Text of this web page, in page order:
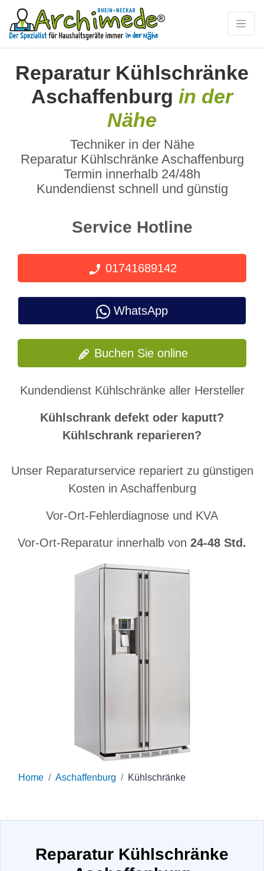
Reparatur Kühlschränke
Aschaffenburg in der
Nähe
Techniker in der Nähe
Reparatur Kühlschränke Aschaffenburg
Termin innerhalb 24/48h
Kundendienst schnell und günstig
Service Hotline
01741689142
WhatsApp
Buchen Sie online
Kundendienst Kühlschränke aller Hersteller
Kühlschrank defekt oder kaputt?
Kühlschrank reparieren?
Unser Reparaturservice repariert zu günstigen
Kosten in Aschaffenburg
Vor-Ort-Fehlerdiagnose und KVA
Vor-Ort-Reparatur innerhalb von 24-48 Std.
Home Aschaffenburg Kühlschränke
Reparatur Kühlschränke